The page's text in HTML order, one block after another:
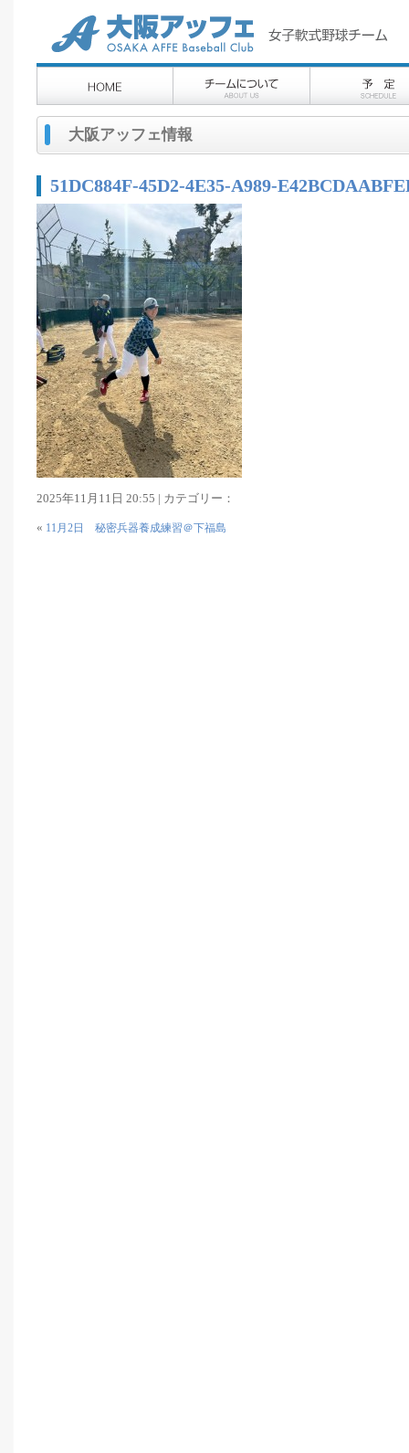
大阪アッフェ情報
51DC884F-45D2-4E35-A989-
2025年11月11日 20:55 | カテゴリー：
« 11月2日 秘密兵器養成練習＠下福島